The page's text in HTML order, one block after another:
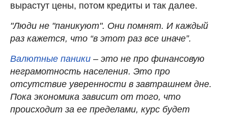
вырастут цены, потом кредиты и так далее.
"Люди не "паникуют". Они помнят. И каждый
раз кажется, что “в этот раз все иначе”.
Валютные паники – это не про финансовую
неграмотность населения. Это про
отсутствие уверенности в завтрашнем дне.
Пока экономика зависит от того, что
происходит за ее пределами, курс будет